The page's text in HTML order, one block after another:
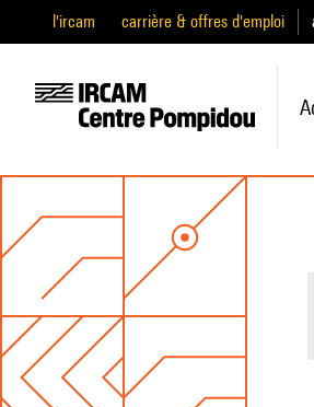
l'ircam carrière & offres d'emploi